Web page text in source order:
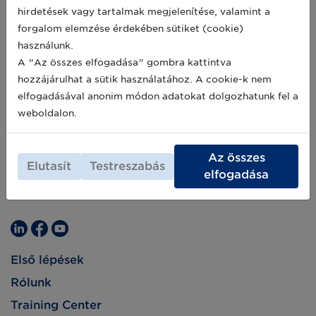
Éppen ezért a vállalkozásoknak ma fel kell
mérniük több technológia alkalmazásának
lehetőségét is és invesztálniuk kell ezek
bevezetésébe.
2019-07-24
Első lépések
Rólunk
Training Center
hirdetések vagy tartalmak megjelenítése, valamint a
forgalom elemzése érdekében sütiket (cookie)
használunk.
A "Az összes elfogadása" gombra kattintva
hozzájárulhat a sütik használatához. A cookie-k nem
elfogadásával anonim módon adatokat dolgozhatunk fel a
weboldalon.
Elutasít Testreszabás
Az összes
elfogadása